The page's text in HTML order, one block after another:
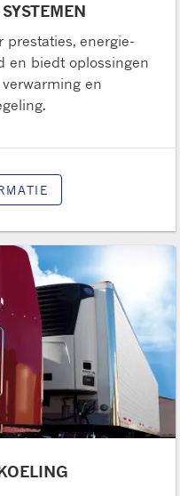
prestaties, energie-
en biedt oplossingen
en